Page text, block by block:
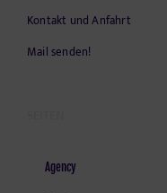
Kontakt und Anfahrt
Mail senden!
Agency